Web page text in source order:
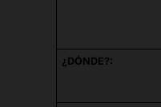
¿DÓNDE?: